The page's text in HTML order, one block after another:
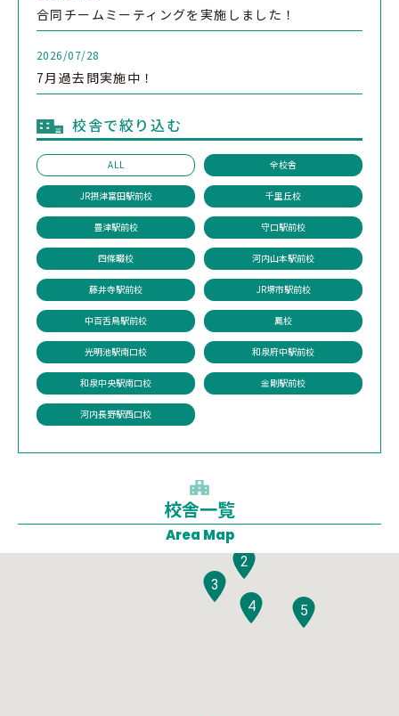
合同チームミーティングを実施しました！
2026/07/28
7月過去問実施中！
校舎で絞り込む
ALL 全校舎
JR摂津富田駅前校 千里丘校
豊津駅前校 守口駅前校
四條畷校 河内山本駅前校
藤井寺駅前校 JR堺市駅前校
中百舌鳥駅前校 鳳校
光明池駅南口校 和泉府中駅前校
和泉中央駅南口校 金剛駅前校
河内長野駅西口校
校舎一覧
Area Map
1
2
3
4
5